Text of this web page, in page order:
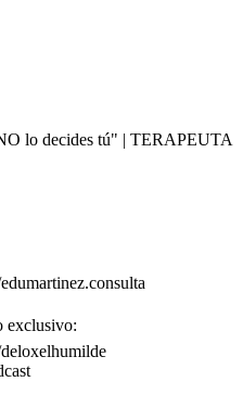
lo decides tú" | TERAPEUTA
exclusivo: